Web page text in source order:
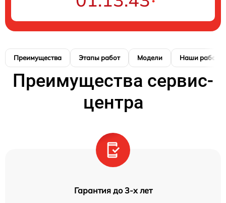
Преимущества Этапы работ Модели Наши работы
Преимущества сервис-
центра
Гарантия до 3-х лет